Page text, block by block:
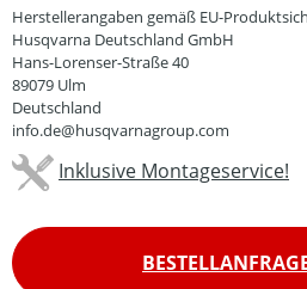
Herstellerangaben gemäß EU-
Husqvarna Deutschland GmbH
Hans-Lorenser-Straße 40
89079 Ulm
Deutschland
info.de@husqvarnagroup.com
Inklusive Montageservice!